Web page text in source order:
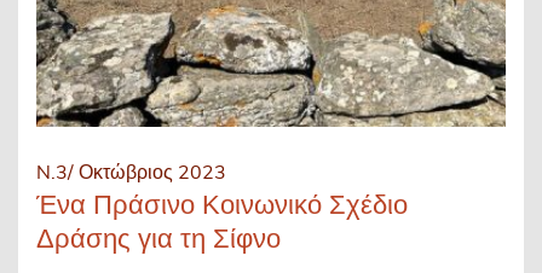
N.3/ Οκτώβριος 2023
Ένα Πράσινο Κοινωνικό Σχέδιο
Δράσης για τη Σίφνο